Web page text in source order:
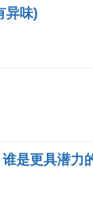
异味)
是更具潜力